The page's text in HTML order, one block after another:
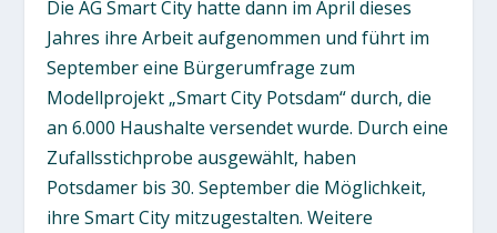
Die AG Smart City hatte dann im April dieses
Jahres ihre Arbeit aufgenommen und führt im
September eine Bürgerumfrage zum
Modellprojekt „Smart City Potsdam“ durch, die
an 6.000 Haushalte versendet wurde. Durch eine
Zufallsstichprobe ausgewählt, haben
Potsdamer bis 30. September die Möglichkeit,
ihre Smart City mitzugestalten. Weitere